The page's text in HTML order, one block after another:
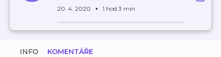
20. 4. 2020 1 hod 3 min
INFO KOMENTÁŘE